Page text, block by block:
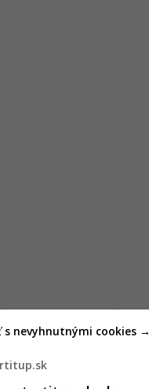
energetickej
pre využívanie
s nevyhnutnými cookies →